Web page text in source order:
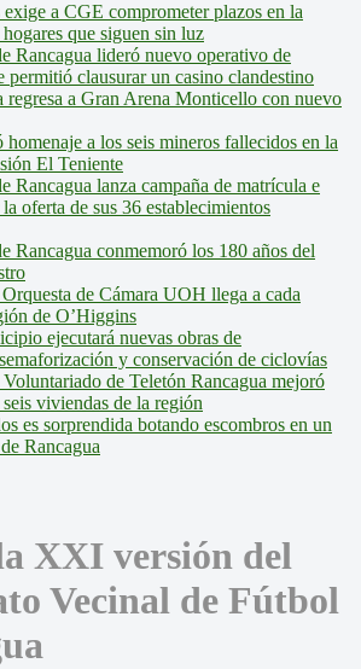
a CGE comprometer plazos en la
que siguen sin luz
Rancagua lideró nuevo operativo de
permitió clausurar un casino clandestino
regresa a Gran Arena Monticello con nuevo
a los seis mineros fallecidos en la
El Teniente
Rancagua lanza campaña de matrícula e
oferta de sus 36 establecimientos
Rancagua conmemoró los 180 años del
de Cámara UOH llega a cada
de O’Higgins
ejecutará nuevas obras de
y conservación de ciclovías
de Teletón Rancagua mejoró
viviendas de la región
es sorprendida botando escombros en un
Rancagua
XXI versión del
Vecinal de Fútbol